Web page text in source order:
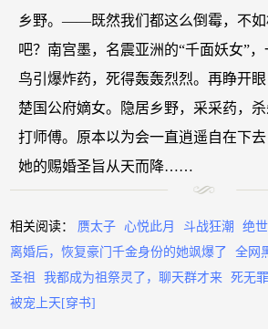
乡野。——既然我们都这么倒霉，不如
吧？南宫墨，名震亚洲的“千面妖女”
鸟引爆炸药，死得轰轰烈烈。再睁开
楚国公府嫡女。隐居乡野，采采药，
打师傅。原本以为会一直逍遥自在下
她的赐婚圣旨从天而降……
相关阅读： 赝太子 心悦此月 斗战狂潮 绝
离婚后，恢复豪门千金身份的她飒爆了
全网
圣祖
我都成为祖祭灵了，聊天群才来 死无
被宠上天[穿书]